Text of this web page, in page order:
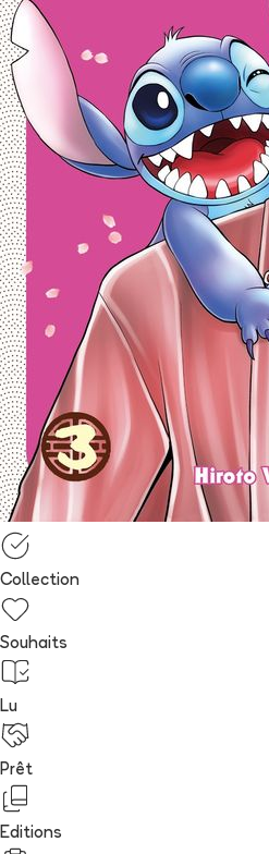
Collection
Souhaits
Lu
Prêt
Editions